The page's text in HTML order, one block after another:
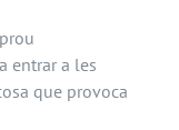
entrar a les
que provoca